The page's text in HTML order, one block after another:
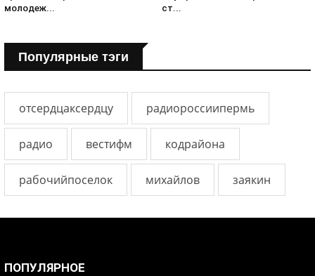
молодеж...
ст...
Популярные тэги
отсердцаксердцу радиороссиипермь
радио вестифм кодрайона
рабочийпоселок михайлов заякин
ПОПУЛЯРНОЕ